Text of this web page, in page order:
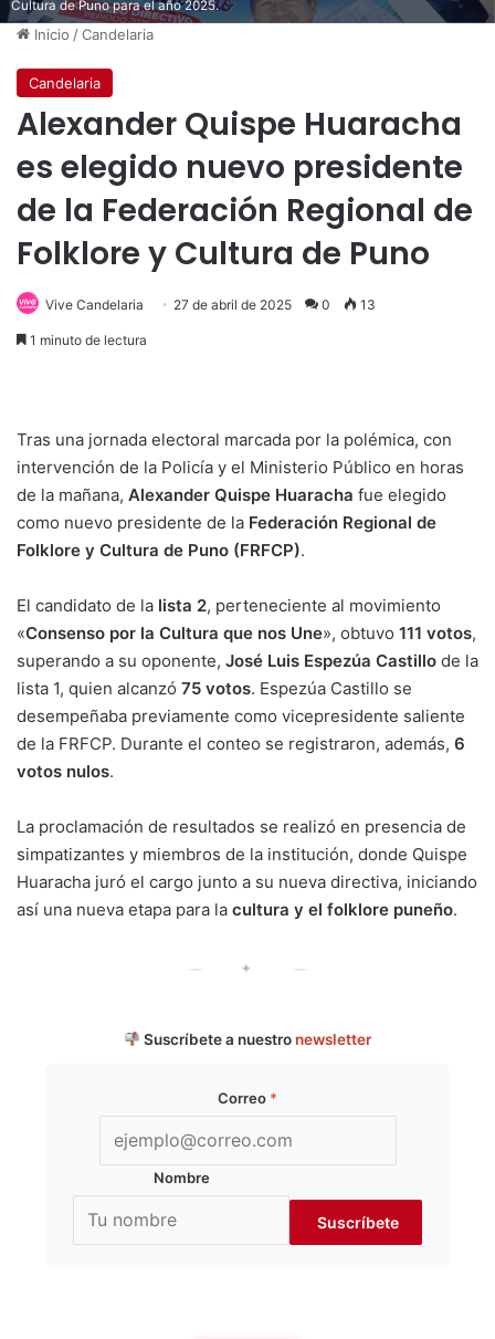
Cultura de Puno para el año 2025.
Inicio /Candelaria
Candelaria
Alexander Quispe Huaracha
es elegido nuevo presidente
de la Federación Regional de
Folklore y Cultura de Puno
Vive Candelaria 27 de abril de 2025 0 13
1 minuto de lectura
Tras una jornada electoral marcada por la polémica, con
intervención de la Policía y el Ministerio Público en horas
de la mañana, Alexander Quispe Huaracha fue elegido
como nuevo presidente de la Federación Regional de
Folklore y Cultura de Puno (FRFCP).
El candidato de la lista 2, perteneciente al movimiento
«Consenso por la Cultura que nos Une», obtuvo 111 votos,
superando a su oponente, José Luis Espezúa Castillo de la
lista 1, quien alcanzó 75 votos. Espezúa Castillo se
desempeñaba previamente como vicepresidente saliente
de la FRFCP. Durante el conteo se registraron, además, 6
votos nulos.
La proclamación de resultados se realizó en presencia de
simpatizantes y miembros de la institución, donde Quispe
Huaracha juró el cargo junto a su nueva directiva, iniciando
así una nueva etapa para la cultura y el folklore puneño.
✦
Suscríbete a nuestro newsletter
Correo *
Nombre